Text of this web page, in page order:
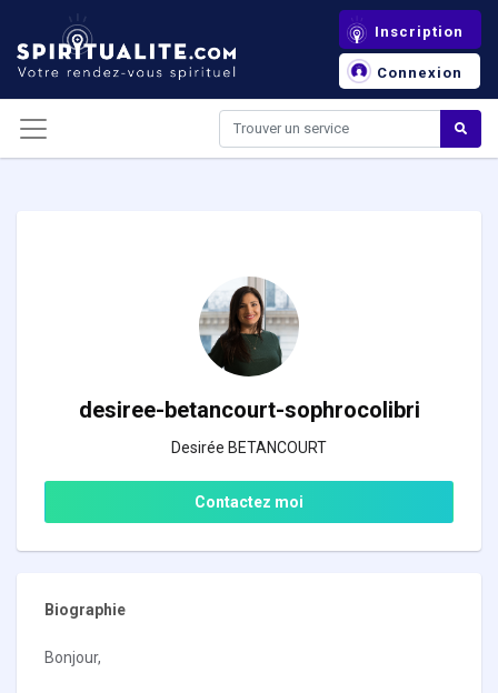
Inscription
Connexion
desiree-betancourt-sophrocolibri
Desirée BETANCOURT
Contactez moi
Biographie
Bonjour,